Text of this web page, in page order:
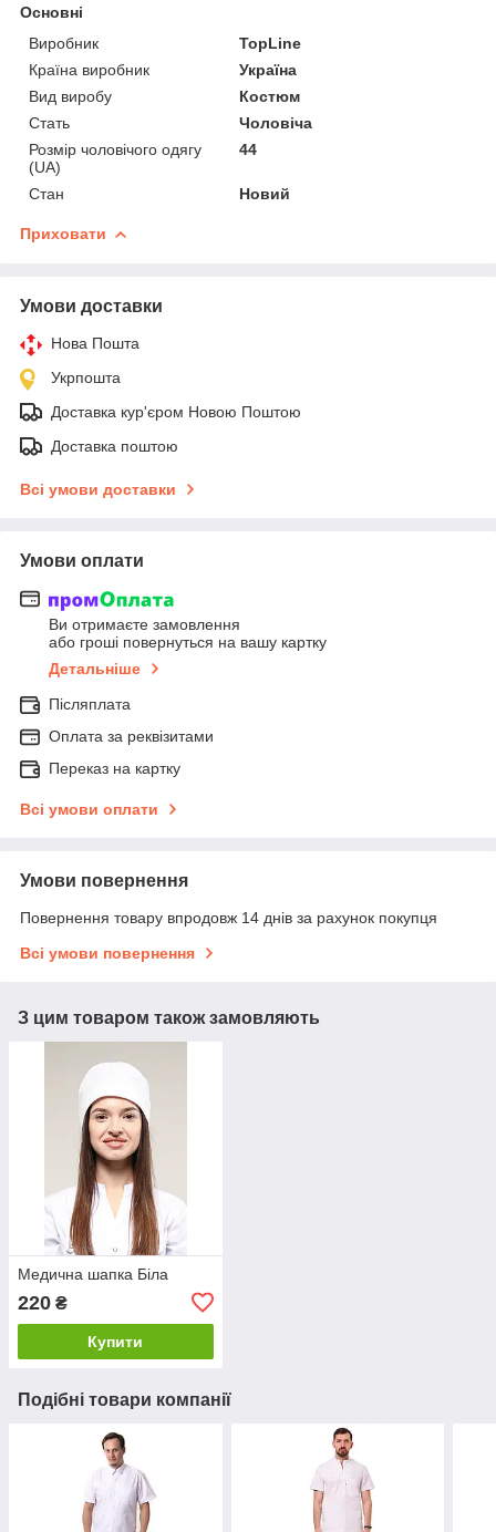
Основні
Виробник
TopLine
Країна виробник
Україна
Вид виробу
Костюм
Стать
Чоловіча
Розмір чоловічого одягу
(UA)
44
Стан Новий
Приховати
Умови доставки
Нова Пошта
Укрпошта
Доставка кур'єром Новою Поштою
Доставка поштою
Всі умови доставки
Умови оплати
Ви отримаєте замовлення
або гроші повернуться на вашу картку
Детальніше
Післяплата
Оплата за реквізитами
Переказ на картку
Всі умови оплати
Умови повернення
Повернення товару впродовж 14 днів за рахунок покупця
Всі умови повернення
З цим товаром також замовляють
Медична шапка Біла
220 ₴
Купити
Подібні товари компанії